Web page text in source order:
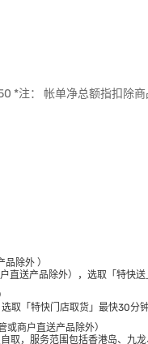
*注： 帐单净总额指扣除
除外 ）
直送产品除外），选取「特快
取「特快门店取货」最快30分钟
或商户直送产品除外）
取，服务范围包括香港岛、九龙